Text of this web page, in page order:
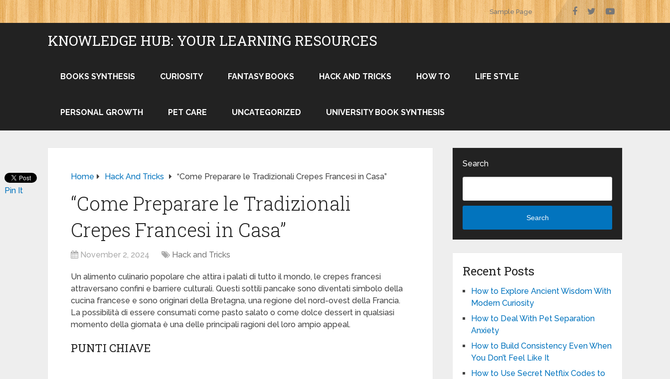
Sample Page
KNOWLEDGE HUB: YOUR LEARNING RESOURCES
BOOKS SYNTHESIS CURIOSITY FANTASY BOOKS HACK AND TRICKS HOW TO LIFE STYLE
PERSONAL GROWTH PET CARE UNCATEGORIZED UNIVERSITY BOOK SYNTHESIS
Home Hack And Tricks “Come Preparare le Tradizionali Crepes Francesi in Casa”
“Come Preparare le Tradizionali
Crepes Francesi in Casa”
November 2, 2024 Hack and Tricks
Un alimento culinario popolare che attira i palati di tutto il mondo, le crepes francesi
attraversano confini e barriere culturali. Questi sottili pancake sono diventati simbolo della
cucina francese e sono originari della Bretagna, una regione del nord-ovest della Francia.
La possibilità di essere consumati come pasto salato o come dolce dessert in qualsiasi
momento della giornata è una delle principali ragioni del loro ampio appeal.
PUNTI CHIAVE
Pin It
Search
Search
Recent Posts
How to Explore Ancient Wisdom With
Modern Curiosity
How to Deal With Pet Separation
Anxiety
How to Build Consistency Even When
You Don’t Feel Like It
How to Use Secret Netflix Codes to